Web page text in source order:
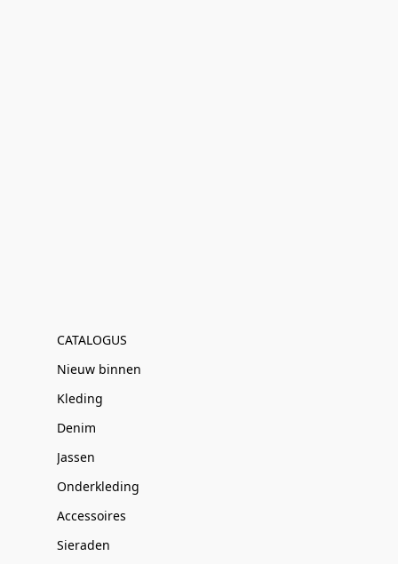
CATALOGUS
Nieuw binnen
Kleding
Denim
Jassen
Onderkleding
Accessoires
Sieraden